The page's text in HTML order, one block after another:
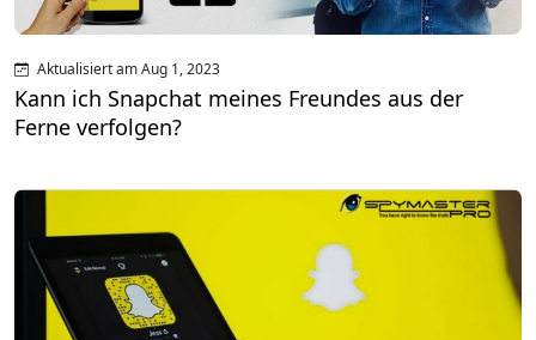
Aktualisiert am Aug 1, 2023
Kann ich Snapchat meines Freundes aus der
Ferne verfolgen?